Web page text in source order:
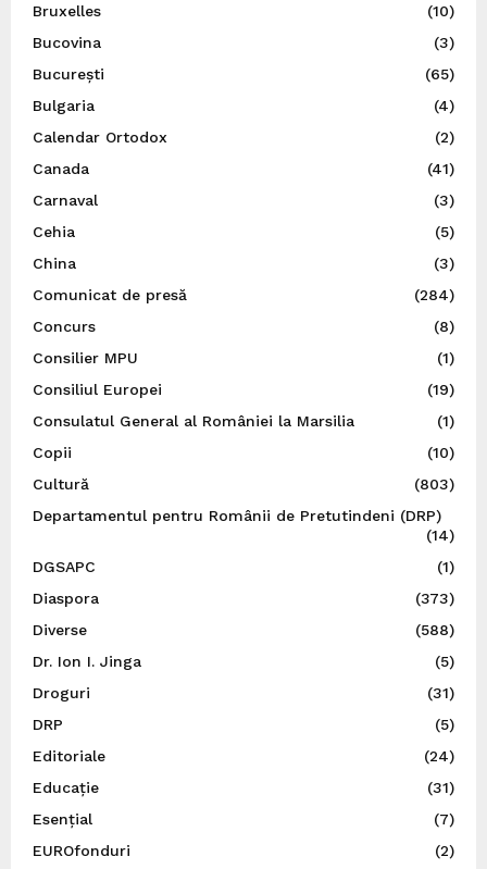
Bruxelles
(10)
Bucovina
(3)
București
(65)
Bulgaria
(4)
Calendar Ortodox
(2)
Canada
(41)
Carnaval
(3)
Cehia
(5)
China
(3)
Comunicat de presă
(284)
Concurs
(8)
Consilier MPU
(1)
Consiliul Europei
(19)
Consulatul General al României la Marsilia
(1)
Copii
(10)
Cultură
(803)
Departamentul pentru Românii de Pretutindeni (DRP)
(14)
DGSAPC
(1)
Diaspora
(373)
Diverse
(588)
Dr. Ion I. Jinga
(5)
Droguri
(31)
DRP
(5)
Editoriale
(24)
Educație
(31)
Esențial
(7)
EUROfonduri
(2)